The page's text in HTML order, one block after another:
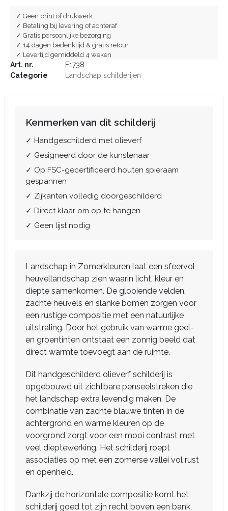
✓ Geen print of drukwerk
✓ Betaling bij levering of achteraf
✓ Gratis persoonlijke bezorging
✓ 14 dagen bedenktijd & gratis retour
✓ Levertijd gemiddeld 4 weken
Art. nr.
F1738
Categorie
Landschap schilderijen
Kenmerken van dit schilderij
✓ Handgeschilderd met olieverf
✓ Gesigneerd door de kunstenaar
✓ Op FSC-gecertificeerd houten spieraam
gespannen
✓ Zijkanten volledig doorgeschilderd
✓ Direct klaar om op te hangen
✓ Geen lijst nodig
Landschap in Zomerkleuren laat een sfeervol
heuvellandschap zien waarin licht, kleur en
diepte samenkomen. De glooiende velden,
zachte heuvels en slanke bomen zorgen voor
een rustige compositie met een natuurlijke
uitstraling. Door het gebruik van warme geel-
en groentinten ontstaat een zonnig beeld dat
direct warmte toevoegt aan de ruimte.
Dit handgeschilderd olieverf schilderij is
opgebouwd uit zichtbare penseelstreken die
het landschap extra levendig maken. De
combinatie van zachte blauwe tinten in de
achtergrond en warme kleuren op de
voorgrond zorgt voor een mooi contrast met
veel dieptewerking. Het schilderij roept
associaties op met een zomerse vallei vol rust
en openheid.
Dankzij de horizontale compositie komt het
schilderij goed tot zijn recht boven een bank,